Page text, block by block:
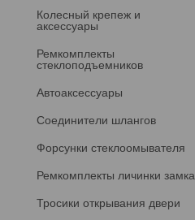
Колесный крепеж и
аксессуары
Ремкомплекты
стеклоподъемников
Автоаксессуары
Соединители шлангов
Форсунки стеклоомывателя
Ремкомплекты личинки замка
Тросики открывания двери